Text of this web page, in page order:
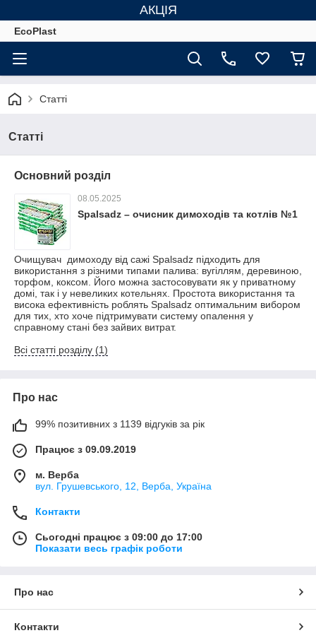
АКЦІЯ
EcoPlast
Статті
Статті
Основний розділ
08.05.2025
Spalsadz – очисник димоходів та котлів №1
Очищувач димоходу від сажі Spalsadz підходить для
використання з різними типами палива: вугіллям, деревиною,
торфом, коксом. Його можна застосовувати як у приватному
домі, так і у невеликих котельнях. Простота використання та
висока ефективність роблять Spalsadz оптимальним вибором
для тих, хто хоче підтримувати систему опалення у
справному стані без зайвих витрат.
Всі статті розділу (1)
Про нас
99% позитивних з 1139 відгуків за рік
Працює з 09.09.2019
м. Верба
вул. Грушевського, 12, Верба, Україна
Контакти
Сьогодні працює з 09:00 до 17:00
Показати весь графік роботи
Про нас
Контакти